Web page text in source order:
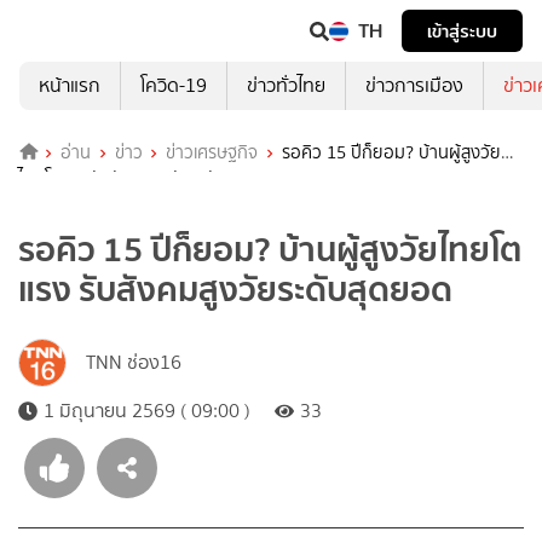
TH
เข้าสู่ระบบ
หน้าแรก
โควิด-19 ข่าวทั่วไทย ข่าวการเมือง ข่าว
อ่าน ข่าว ข่าวเศรษฐกิจ
รอคิว 15 ปีก็ยอม? บ้านผู้สูงวัย
ไทยโตแรง รับสังคมสูงวัยระดับสุดยอด
รอคิว 15 ปีก็ยอม? บ้านผู้สูงวัยไทยโต
แรง รับสังคมสูงวัยระดับสุดยอด
TNN ช่อง16
1 มิถุนายน 2569 ( 09:00 )
33